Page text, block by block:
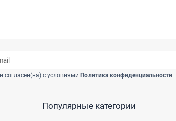
согласен(на) с условиями Политика конфиденциальности
Популярные категории